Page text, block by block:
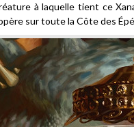
à laquelle tient ce
sur toute la Côte des